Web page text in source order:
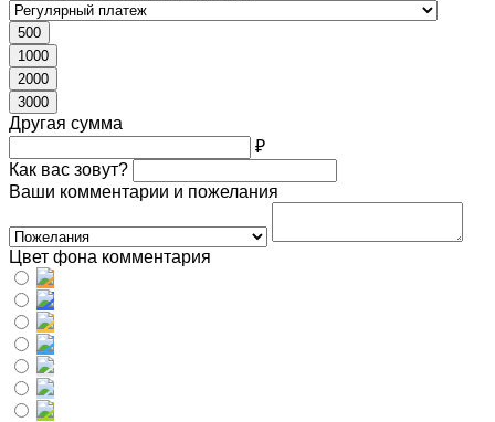
500
1000
2000
3000
Другая сумма
₽
Как вас зовут?
Ваши комментарии и пожелания
Цвет фона комментария